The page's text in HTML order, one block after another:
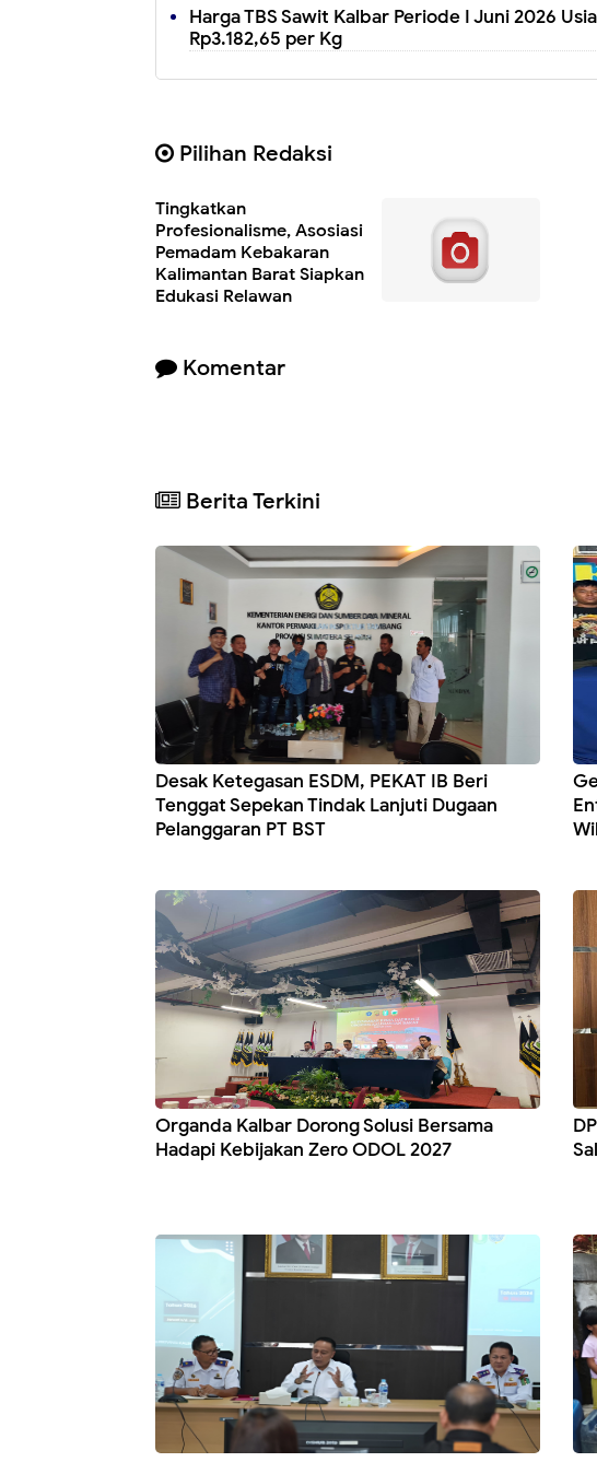
Harga TBS Sawit Kalbar Periode I Juni 2026
Rp3.182,65 per Kg
Pilihan Redaksi
Tingkatkan
Profesionalisme, Asosiasi
Pemadam Kebakaran
Kalimantan Barat Siapkan
Edukasi Relawan
Komentar
Berita Terkini
Desak Ketegasan ESDM, PEKAT IB Beri
Tenggat Sepekan Tindak Lanjuti Dugaan
Pelanggaran PT BST
Organda Kalbar Dorong Solusi Bersama
Hadapi Kebijakan Zero ODOL 2027